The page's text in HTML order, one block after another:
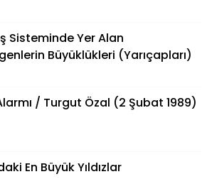
Sisteminde Yer Alan
Büyüklükleri (Yarıçapları)
/ Turgut Özal (2 Şubat 1989)
En Büyük Yıldızlar